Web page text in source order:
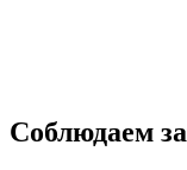
Соблюдаем